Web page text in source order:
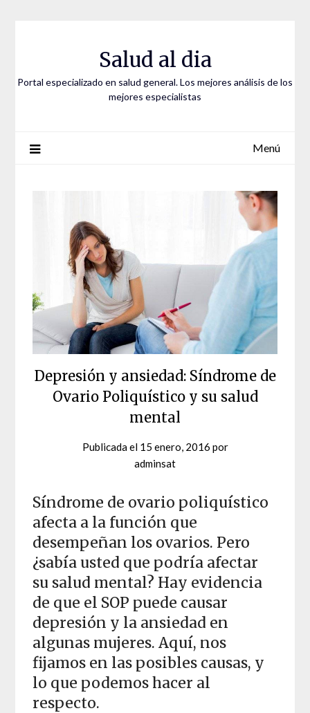
Salud al dia
Portal especializado en salud general. Los mejores análisis de los
mejores especialistas
Menú
Depresión y ansiedad: Síndrome de
Ovario Poliquístico y su salud
mental
Publicada el 15 enero, 2016 por
adminsat
Síndrome de ovario poliquístico
afecta a la función que
desempeñan los ovarios. Pero
¿sabía usted que podría afectar
su salud mental? Hay evidencia
de que el SOP puede causar
depresión y la ansiedad en
algunas mujeres. Aquí, nos
fijamos en las posibles causas, y
lo que podemos hacer al
respecto.